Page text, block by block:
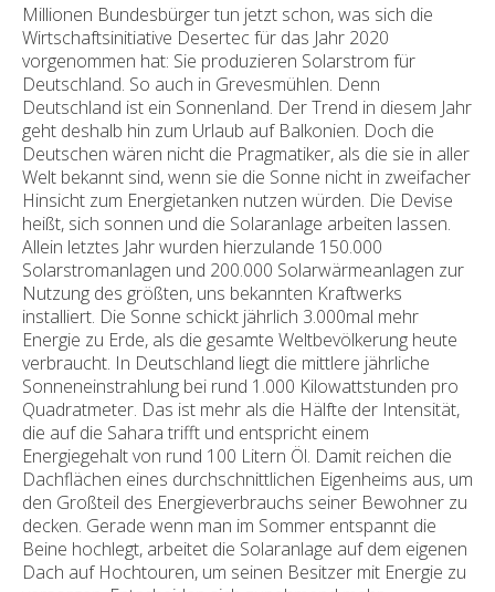
Millionen Bundesbürger tun jetzt schon, was sich die
Wirtschaftsinitiative Desertec für das Jahr 2020
vorgenommen hat: Sie produzieren Solarstrom für
Deutschland. So auch in Grevesmühlen. Denn
Deutschland ist ein Sonnenland. Der Trend in diesem Jahr
geht deshalb hin zum Urlaub auf Balkonien. Doch die
Deutschen wären nicht die Pragmatiker, als die sie in aller
Welt bekannt sind, wenn sie die Sonne nicht in zweifacher
Hinsicht zum Energietanken nutzen würden. Die Devise
heißt, sich sonnen und die Solaranlage arbeiten lassen.
Allein letztes Jahr wurden hierzulande 150.000
Solarstromanlagen und 200.000 Solarwärmeanlagen zur
Nutzung des größten, uns bekannten Kraftwerks
installiert. Die Sonne schickt jährlich 3.000mal mehr
Energie zu Erde, als die gesamte Weltbevölkerung heute
verbraucht. In Deutschland liegt die mittlere jährliche
Sonneneinstrahlung bei rund 1.000 Kilowattstunden pro
Quadratmeter. Das ist mehr als die Hälfte der Intensität,
die auf die Sahara trifft und entspricht einem
Energiegehalt von rund 100 Litern Öl. Damit reichen die
Dachflächen eines durchschnittlichen Eigenheims aus, um
den Großteil des Energieverbrauchs seiner Bewohner zu
decken. Gerade wenn man im Sommer entspannt die
Beine hochlegt, arbeitet die Solaranlage auf dem eigenen
Dach auf Hochtouren, um seinen Besitzer mit Energie zu